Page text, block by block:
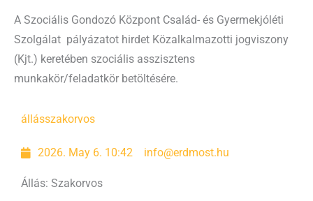
A Szociális Gondozó Központ Család- és Gyermekjóléti
Szolgálat pályázatot hirdet Közalkalmazotti jogviszony
(Kjt.) keretében szociális asszisztens
munkakör/feladatkör betöltésére.
állásszakorvos
2026. May 6. 10:42 info@erdmost.hu
Állás: Szakorvos